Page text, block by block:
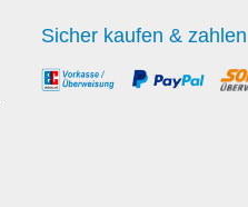
Sicher kaufen & zahlen